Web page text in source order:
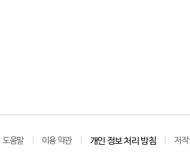
도움말 이용 약관 개인 정보 처리 방침 저